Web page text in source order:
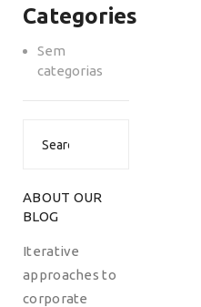
Categories
Sem
categorias
ABOUT OUR
BLOG
Iterative
approaches to
corporate